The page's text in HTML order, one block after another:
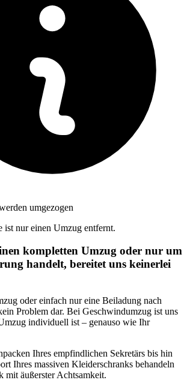
umgezogen
ist nur einen Umzug entfernt.
kompletten Umzug oder nur um
handelt, bereitet uns keinerlei
oder einfach nur eine Beiladung nach
Problem dar. Bei Geschwindumzug ist uns
individuell ist – genauso wie Ihr
Ihres empfindlichen Sekretärs bis hin
Ihres massiven Kleiderschranks behandeln
mit äußerster Achtsamkeit.